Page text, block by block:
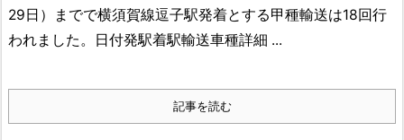
29日）までで横須賀線逗子駅発着とする甲種輸送は18回行
われました。
日付発駅着駅輸送車種詳細 ...
記事を読む